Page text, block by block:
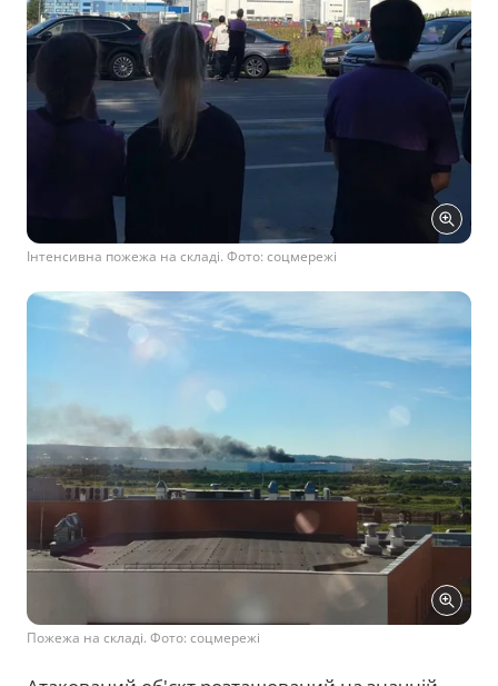
Інтенсивна пожежа на складі. Фото: соцмережі
Пожежа на складі. Фото: соцмережі